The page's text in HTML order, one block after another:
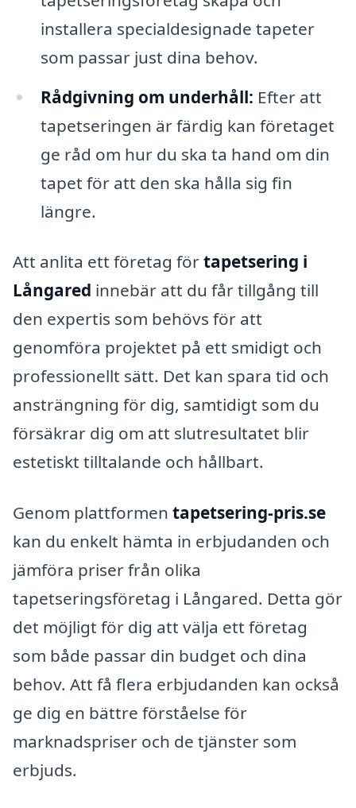
installera specialdesignade tapeter
som passar just dina behov.
Rådgivning om underhåll: Efter att
tapetseringen är färdig kan företaget
ge råd om hur du ska ta hand om din
tapet för att den ska hålla sig fin
längre.
Att anlita ett företag förtapetsering i
Långared innebär att du får tillgång till
den expertis som behövs för att
genomföra projektet på ett smidigt och
professionellt sätt. Det kan spara tid och
ansträngning för dig, samtidigt som du
försäkrar dig om att slutresultatet blir
estetiskt tilltalande och hållbart.
Genom plattformen tapetsering-pris.se
kan du enkelt hämta in erbjudanden och
jämföra priser från olika
tapetseringsföretag i Långared. Detta gör
det möjligt för dig att välja ett företag
som både passar din budget och dina
behov. Att få flera erbjudanden kan också
ge dig en bättre förståelse för
marknadspriser och de tjänster som
erbjuds.